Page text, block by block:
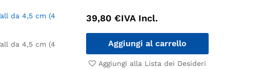
da 4,5 cm (4
da 4,5 cm (4
39,80 €IVA Incl.
Aggiungi al carrello
Aggiungi alla Lista dei Desideri